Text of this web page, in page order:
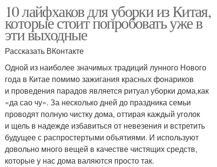
10 лайфхаков для уборки из Китая,
которые стоит попробовать уже в
эти выходные
Рассказать ВКонтакте
Одной из наиболее значимых традиций лунного Нового
года в Китае помимо зажигания красных фонариков
и проведения парадов является ритуал уборки дома,как
«да сао чу». За несколько дней до праздника семьи
проводят полную чистку дома, оттирая каждый уголок
и щель в надежде избавиться от невезения и встретить
будущее с распростертыми объятиями. И используют
довольно много вещей в качестве чистящих средств,
которые у нас дома валяются просто так.